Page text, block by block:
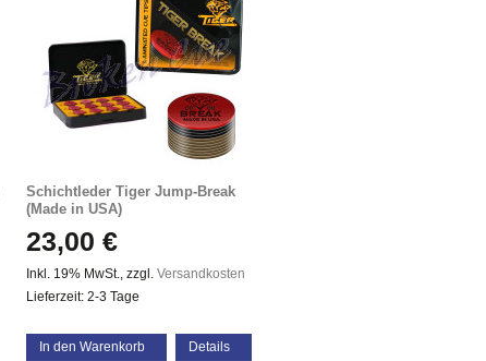
Schichtleder Tiger Jump-Break
(Made in USA)
23,00 €
Inkl. 19% MwSt., zzgl. Versandkosten
Lieferzeit: 2-3 Tage
In den Warenkorb Details